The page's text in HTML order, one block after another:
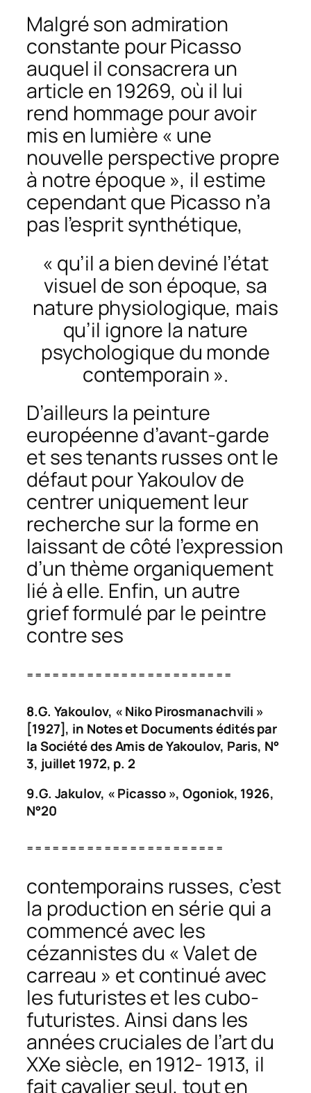
Malgré son admiration
constante pour Picasso
auquel il consacrera un
article en 19269, où il lui
rend hommage pour avoir
mis en lumière « une
nouvelle perspective propre
à notre époque », il estime
cependant que Picasso n’a
pas l’esprit synthétique,
« qu’il a bien deviné l’état
visuel de son époque, sa
nature physiologique, mais
qu’il ignore la nature
psychologique du monde
contemporain ».
D’ailleurs la peinture
européenne d’avant-garde
et ses tenants russes ont le
défaut pour Yakoulov de
centrer uniquement leur
recherche sur la forme en
laissant de côté l’expression
d’un thème organiquement
lié à elle. Enfin, un autre
grief formulé par le peintre
contre ses
========================
8.G. Yakoulov, « Niko Pirosmanachvili »
[1927], in Notes et Documents édités par
la Société des Amis de Yakoulov, Paris, N°
3, juillet 1972, p. 2
9.G. Jakulov, « Picasso »,Ogoniok, 1926,
N°20
=======================
contemporains russes, c’est
la production en série qui a
commencé avec les
cézannistes du « Valet de
carreau » et continué avec
les futuristes et les cubo-
futuristes. Ainsi dans les
années cruciales de l’art du
XXe siècle, en 1912- 1913, il
fait cavalier seul, tout en